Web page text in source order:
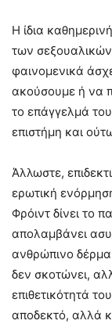
Η ίδια
των
φαινομενικά
ακούσουμε ή να
το επάγγελμά
επιστήμη και
Άλλωστε,
ερωτική
Φρόιντ δίνει το
απολαμβάνει
ανθρώπινο
δεν σκοτώνει,
επιθετικότητά
αποδεκτό, αλλά